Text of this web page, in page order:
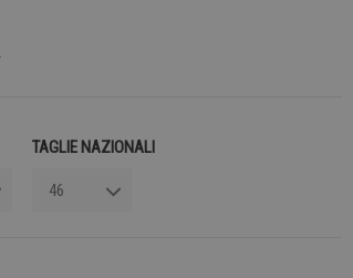
TAGLIE NAZIONALI